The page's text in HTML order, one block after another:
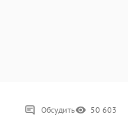
Обсудить 50 603